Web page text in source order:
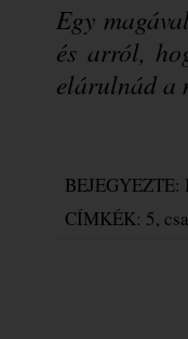
Egy
és arról,
elárulnád a
BEJEGYEZTE:
CÍMKÉK: 5,